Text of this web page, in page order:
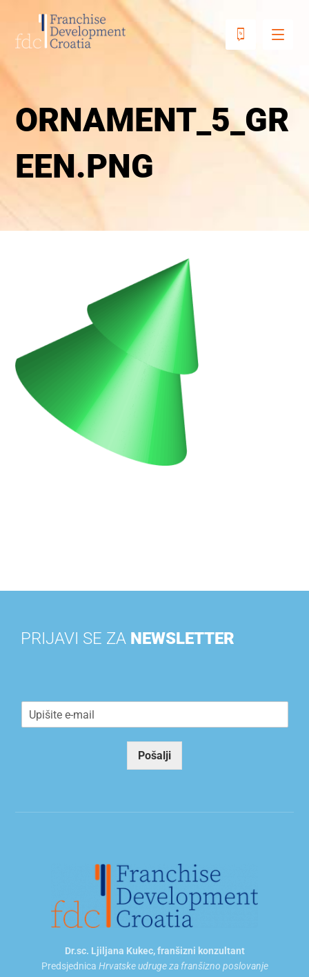
ORNAMENT_5_GR
EEN.PNG
PRIJAVI SE ZANEWSLETTER
m
Pošalji
Dr.sc. Ljiljana Kukec, franšizni konzultant
Predsjednica Hrvatske udruge za franšizno poslovanje